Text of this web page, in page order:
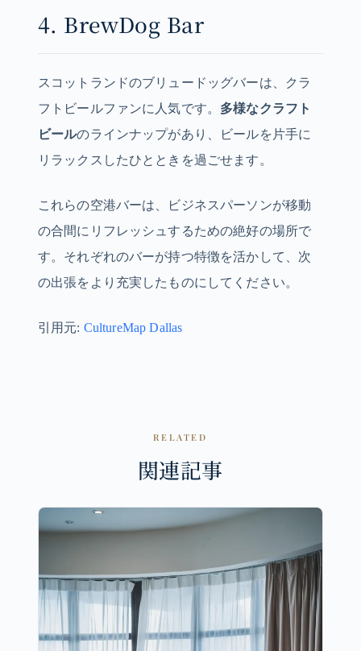
4. BrewDog Bar
スコットランドのブリュードッグバーは、クラ
フトビールファンに人気です。 多様なクラフト
ビールのラインナップがあり、ビールを片手に
リラックスしたひとときを過ごせます。
これらの空港バーは、ビジネスパーソンが移動
の合間にリフレッシュするための絶好の場所で
す。それぞれのバーが持つ特徴を活かして、次
の出張をより充実したものにしてください。
引用元: CultureMap Dallas
RELATED
関連記事